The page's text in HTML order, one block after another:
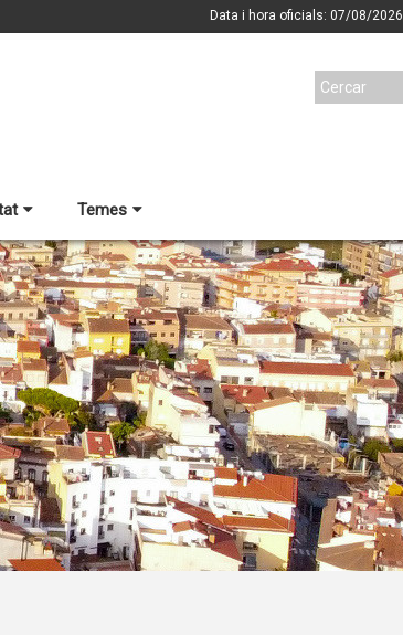
Data i hora oficials: 07/08/2026
Temes